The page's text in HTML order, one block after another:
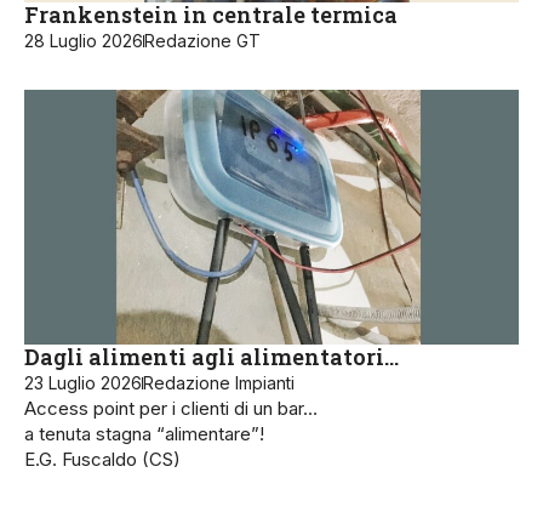
Frankenstein in centrale termica
28 Luglio 2026Redazione GT
Dagli alimenti agli alimentatori…
23 Luglio 2026Redazione Impianti
Access point per i clienti di un bar…
a tenuta stagna “alimentare”!
E.G. Fuscaldo (CS)